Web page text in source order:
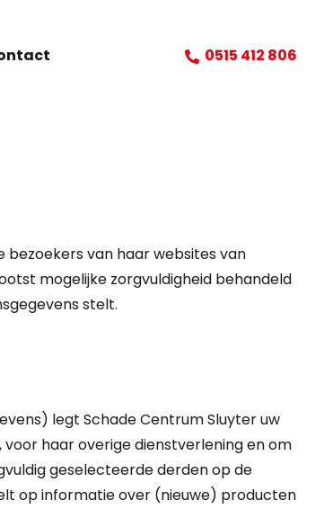
0515 412 806
van haar websites van
mogelijke zorgvuldigheid behandeld
stelt.
legt Schade Centrum Sluyter uw
haar overige dienstverlening en om
geselecteerde derden op de
op informatie over (nieuwe) producten